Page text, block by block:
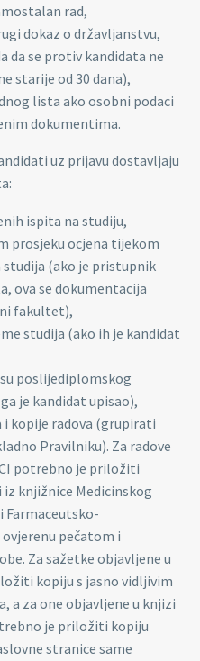
rad,
dokaz o državljanstvu,
da se protiv kandidata ne
starije od 30 dana),
lista ako osobni podaci
dokumentima.
uz prijavu dostavljaju
ispita na studiju,
prosjeku ocjena tijekom
(ako je pristupnik
ova se dokumentacija
fakultet),
studija (ako ih je kandidat
poslijediplomskog
je kandidat upisao),
i kopije radova (grupirati
Pravilniku). Za radove
potrebno je priložiti
knjižnice Medicinskog
pečatom i
Za sažetke objavljene u
kopiju s jasno vidljivim
a za one objavljene u knjizi
je priložiti kopiju
stranice same